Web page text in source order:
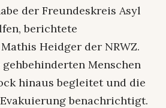
der Freundeskreis Asyl
berichtete
Heidger der NRWZ.
Menschen
hinaus begleitet und die
benachrichtigt.